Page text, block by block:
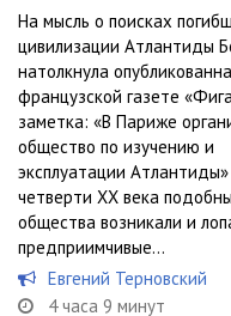
На мысль о поисках
цивилизации Атлантиды
натолкнула
французской газете
заметка: «В Париже
общество по изучению и
эксплуатации
четверти XX века
общества возникали и
предприимчивые...
Евгений Терновский
4 часа 9 минут